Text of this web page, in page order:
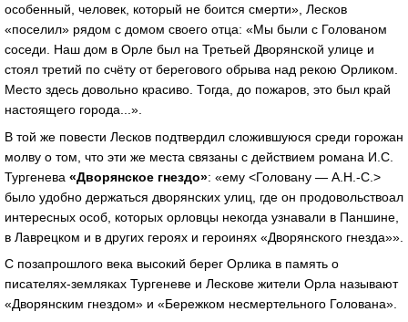
особенный, человек, который не боится смерти», Лесков
«поселил» рядом с домом своего отца: «Мы были с Голованом
соседи. Наш дом в Орле был на Третьей Дворянской улице и
стоял третий по счёту от берегового обрыва над рекою Орликом.
Место здесь довольно красиво. Тогда, до пожаров, это был край
настоящего города...».
В той же повести Лесков подтвердил сложившуюся среди горожан
молву о том, что эти же места связаны с действием романа И.С.
Тургенева «Дворянское гнездо»: «ему <Головану — А.Н.-С.>
было удобно держаться дворянских улиц, где он продовольствоал
интересных особ, которых орловцы некогда узнавали в Паншине,
в Лаврецком и в других героях и героинях «Дворянского гнезда»».
С позапрошлого века высокий берег Орлика в память о
писателях-земляках Тургеневе и Лескове жители Орла называют
«Дворянским гнездом» и «Бережком несмертельного Голована».